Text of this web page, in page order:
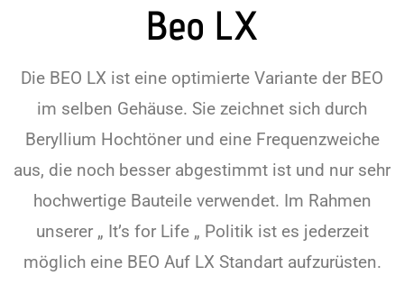
Beo LX
Die BEO LX ist eine optimierte Variante der BEO
im selben Gehäuse. Sie zeichnet sich durch
Beryllium Hochtöner und eine Frequenzweiche
aus, die noch besser abgestimmt ist und nur sehr
hochwertige Bauteile verwendet. Im Rahmen
unserer „ It’s for Life „ Politik ist es jederzeit
möglich eine BEO Auf LX Standart aufzurüsten.